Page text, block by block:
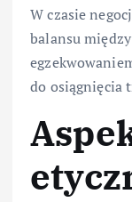
W czasie
balansu
do osiągnięcia